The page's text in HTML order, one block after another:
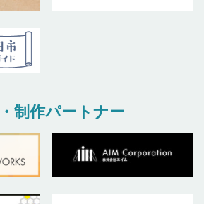
制作パートナー